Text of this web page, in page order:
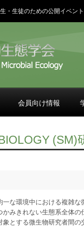
・生徒のための公開イベント
会員向け情報
(SM)
な環境中における複雑
みきれない生態系全体
象とする微生物研究者間